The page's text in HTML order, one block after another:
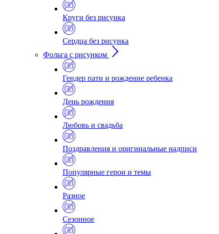
Круги без рисунка
Сердца без рисунка
Фольга с рисунком
Гендер пати и рождение ребенка
День рождения
Любовь и свадьба
Поздравления и оригинальные надписи
Популярные герои и темы
Разное
Сезонное